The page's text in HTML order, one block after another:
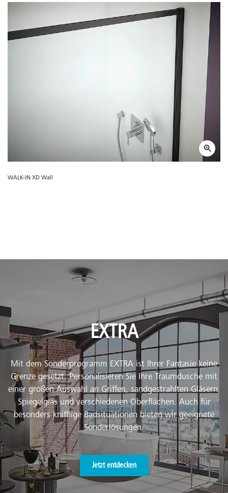
WALK-IN XD Wall
EXTRA
Mit dem Sonderprogramm EXTRA ist Ihrer Fantasie keine
Grenze gesetzt. Personalisieren Sie Ihre Traumdusche mit
einer großen Auswahl an Griffen, sandgestrahlten Gläsern,
Spiegelglas und verschiedenen Oberflächen. Auch für
besonders knifflige Badsituationen bieten wir geeignete
Sonderlösungen.
Jetzt entdecken